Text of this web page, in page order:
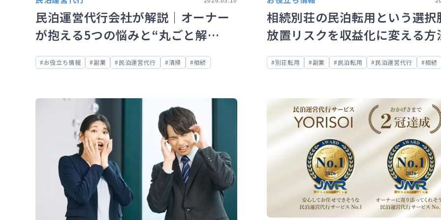
民泊運営代行会社が解説｜オーナー
が抱える5つの悩みと“丸ごと解
決”できる理由
お役立ち情報 副業 民泊運営代行 清掃 相続
相続別荘の民泊転用という選択
放置リスクを収益化に変える方
別荘転用 副業 民泊転用 民泊運営代行 相続